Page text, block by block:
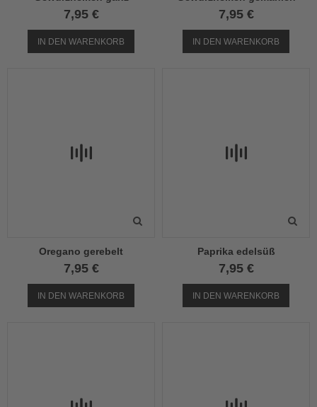
7,95 €
IN DEN WARENKORB
7,95 €
IN DEN WARENKORB
Oregano gerebelt
7,95 €
IN DEN WARENKORB
Paprika edelsüß
7,95 €
IN DEN WARENKORB